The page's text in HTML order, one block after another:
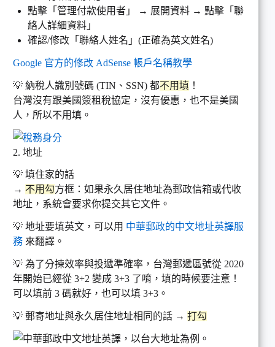
點擊「管理付款使用者」 → 展開資料 → 點擊「聯
絡人詳細資料」
確認/修改「聯絡人姓名」(正確為英文姓名)
Google 官方的修改 AdSense 帳戶名稱教學
💡 納稅人識別號碼 (TIN、SSN) 都不用填 ！
台灣沒有跟美國簽租稅協定，沒有優惠，也不是美國
人，所以不用填。
2. 地址
💡 填住家的話
→ 不用勾方框：如果永久居住地址為郵政信箱或代收
地址，系統會要求你提交其它文件。
💡 地址要填英文，可以用 中華郵政的中文地址英譯服
務 來翻譯。
💡 為了分揀效率與投遞準確率，台灣郵遞區號從 2020
年開始已經從 3+2 變成 3+3 了唷，填的時候要注意！
可以填前 3 碼就好，也可以填 3+3。
💡 郵寄地址與永久居住地址相同的話 → 打勾